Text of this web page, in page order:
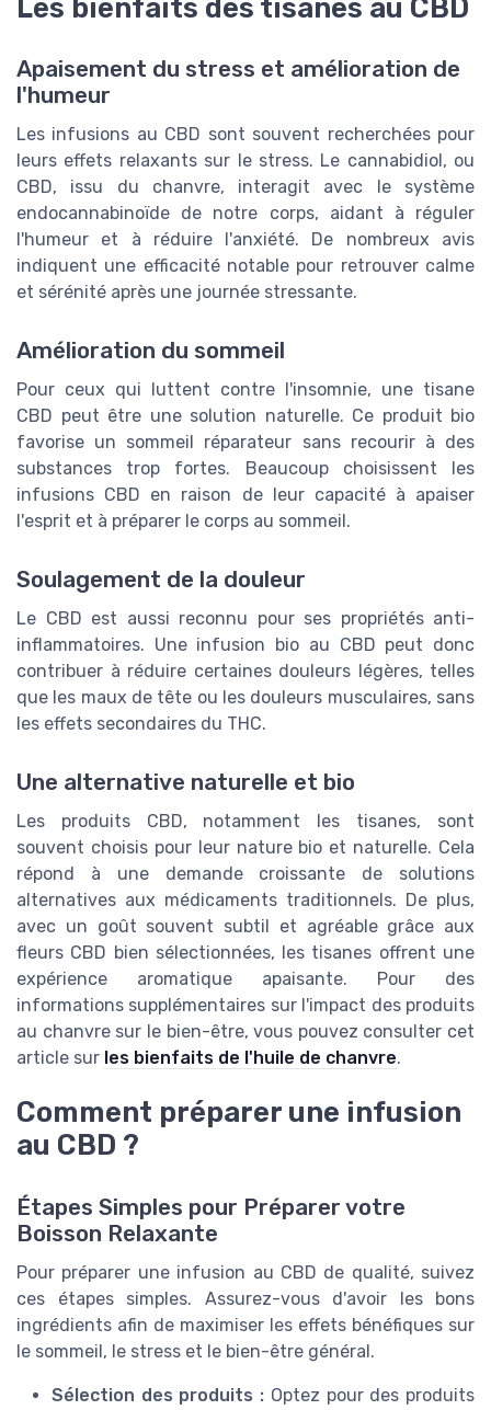
Les bienfaits des tisanes au CBD
Apaisement du stress et amélioration de
l'humeur
Les infusions au CBD sont souvent recherchées pour
leurs effets relaxants sur le stress. Le cannabidiol, ou
CBD, issu du chanvre, interagit avec le système
endocannabinoïde de notre corps, aidant à réguler
l'humeur et à réduire l'anxiété. De nombreux avis
indiquent une efficacité notable pour retrouver calme
et sérénité après une journée stressante.
Amélioration du sommeil
Pour ceux qui luttent contre l'insomnie, une tisane
CBD peut être une solution naturelle. Ce produit bio
favorise un sommeil réparateur sans recourir à des
substances trop fortes. Beaucoup choisissent les
infusions CBD en raison de leur capacité à apaiser
l'esprit et à préparer le corps au sommeil.
Soulagement de la douleur
Le CBD est aussi reconnu pour ses propriétés anti-
inflammatoires. Une infusion bio au CBD peut donc
contribuer à réduire certaines douleurs légères, telles
que les maux de tête ou les douleurs musculaires, sans
les effets secondaires du THC.
Une alternative naturelle et bio
Les produits CBD, notamment les tisanes, sont
souvent choisis pour leur nature bio et naturelle. Cela
répond à une demande croissante de solutions
alternatives aux médicaments traditionnels. De plus,
avec un goût souvent subtil et agréable grâce aux
fleurs CBD bien sélectionnées, les tisanes offrent une
expérience aromatique apaisante. Pour des
informations supplémentaires sur l'impact des produits
au chanvre sur le bien-être, vous pouvez consulter cet
article sur les bienfaits de l'huile de chanvre.
Comment préparer une infusion
au CBD ?
Étapes Simples pour Préparer votre
Boisson Relaxante
Pour préparer une infusion au CBD de qualité, suivez
ces étapes simples. Assurez-vous d'avoir les bons
ingrédients afin de maximiser les effets bénéfiques sur
le sommeil, le stress et le bien-être général.
Sélection des produits : Optez pour des produits